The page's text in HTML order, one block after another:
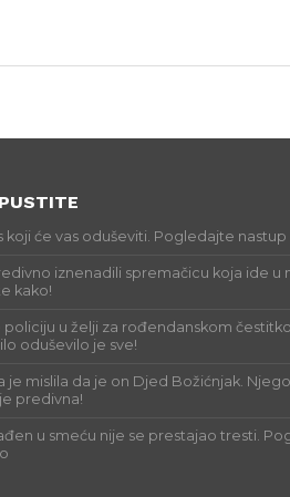
koji će vas oduševiti. Pogledajte nastup
iznenadili spremačicu koja ide u
kako!
policiju u želji za rođendanskom
oduševilo je sve!
je mislila da je on Djed Božićnjak.
predivna!
u smeću nije se prestajao tresti.